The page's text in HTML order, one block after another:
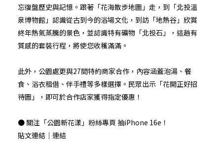
忘復盤歷史與記憶。跟著「花海散步地圖」走，到「北投溫
泉博物館」認識從古到今的浴場文化，到訪「地熱谷」欣賞
終年熱氣蒸騰的景色，並認識特有礦物「北投石」，這趟有
質感的套裝行程，將使您收穫滿滿。
此外，公園處更與27間特約商家合作，內容涵蓋泡湯、餐
食、浴衣租借、伴手禮等多樣選擇。民眾出示「花開正好招
待圖」，即可於合作店家獲得指定優惠！
● 關注「公園新花漾」粉絲專頁 抽iPhone 16e！
貼文連結｜ 連結